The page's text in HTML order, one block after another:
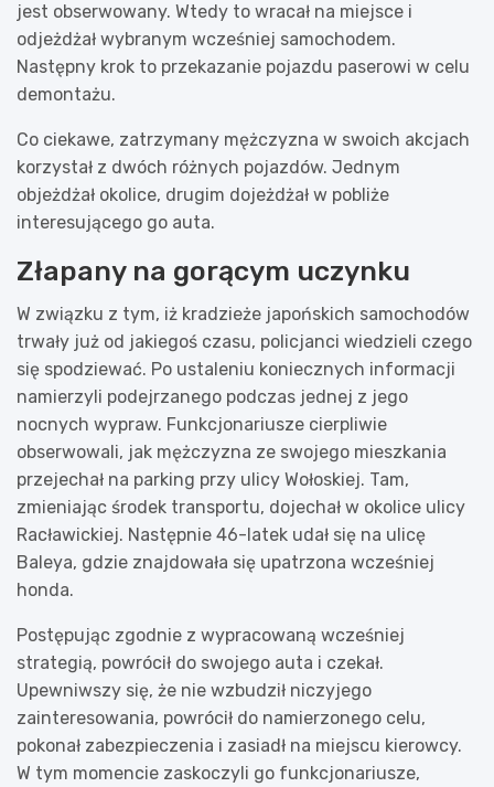
jest obserwowany. Wtedy to wracał na miejsce i
odjeżdżał wybranym wcześniej samochodem.
Następny krok to przekazanie pojazdu paserowi w celu
demontażu.
Co ciekawe, zatrzymany mężczyzna w swoich akcjach
korzystał z dwóch różnych pojazdów. Jednym
objeżdżał okolice, drugim dojeżdżał w pobliże
interesującego go auta.
Złapany na gorącym uczynku
W związku z tym, iż kradzieże japońskich samochodów
trwały już od jakiegoś czasu, policjanci wiedzieli czego
się spodziewać. Po ustaleniu koniecznych informacji
namierzyli podejrzanego podczas jednej z jego
nocnych wypraw. Funkcjonariusze cierpliwie
obserwowali, jak mężczyzna ze swojego mieszkania
przejechał na parking przy ulicy Wołoskiej. Tam,
zmieniając środek transportu, dojechał w okolice ulicy
Racławickiej. Następnie 46-latek udał się na ulicę
Baleya, gdzie znajdowała się upatrzona wcześniej
honda.
Postępując zgodnie z wypracowaną wcześniej
strategią, powrócił do swojego auta i czekał.
Upewniwszy się, że nie wzbudził niczyjego
zainteresowania, powrócił do namierzonego celu,
pokonał zabezpieczenia i zasiadł na miejscu kierowcy.
W tym momencie zaskoczyli go funkcjonariusze,